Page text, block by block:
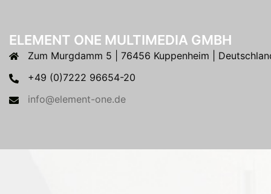
ELEMENT ONE MULTIMEDIA GMBH
Zum Murgdamm 5 | 76456 Kuppenheim |
+49 (0)7222 96654-20
info@element-one.de